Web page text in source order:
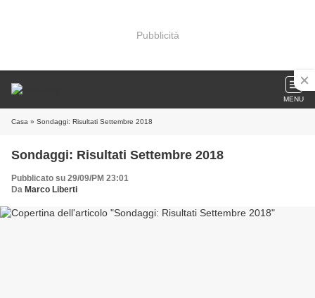
Pubblicità
MENU
Casa » Sondaggi: Risultati Settembre 2018
Sondaggi: Risultati Settembre 2018
Pubblicato su 29/09/PM 23:01
Da Marco Liberti